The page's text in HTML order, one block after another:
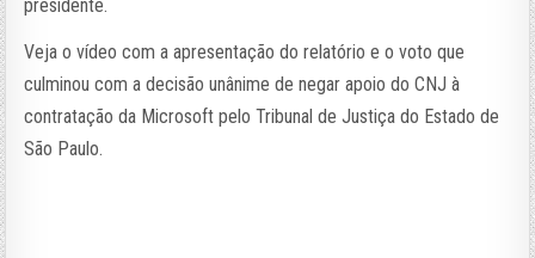
presidente.
Veja o vídeo com a apresentação do relatório e o voto que
culminou com a decisão unânime de negar apoio do CNJ à
contratação da Microsoft pelo Tribunal de Justiça do Estado de
São Paulo.